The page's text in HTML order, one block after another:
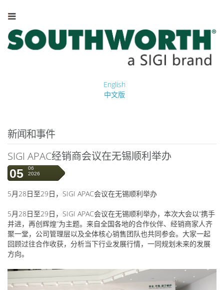
English
中文版
新闻和事件
SIGI APAC经销商会议在无锡顺利举办
05
06
2026
5月28日至29日，SIGI APAC会议在无锡顺利举办
5月28日至29日，SIGI APAC会议在无锡顺利举办，本次大会以“携手
并进，再创辉煌”为主题。来自全国各地的合作伙伴、经销商家人齐
聚一堂，公司管理层以及全体核心销售团队也共同参会。大家一起
回顾过往合作收获，分析当下行业发展行情，一同规划未来的发展
方向。